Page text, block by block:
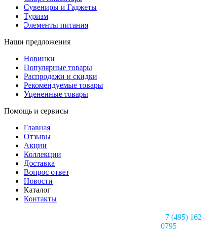
Сувениры и Гаджеты
Туризм
Элементы питания
Наши предложения
Новинки
Популярные товары
Распродажи и скидки
Рекомендуемые товары
Уцененные товары
Помощь и сервисы
Главная
Отзывы
Акции
Коллекции
Доставка
Вопрос ответ
Новости
Каталог
Контакты
+7 (495) 162-
0795